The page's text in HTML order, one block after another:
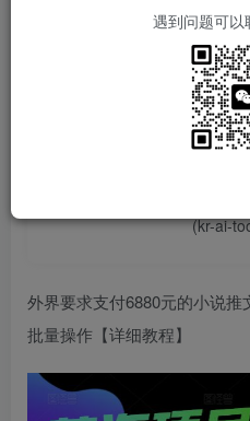
📌 1000➕互联网副业项目教
链接进入
中赚网 - 分享各大收费VIP
(kr-ai-
外界要求支付6880元的小说
批量操作【详细教程】
遇到问题可以